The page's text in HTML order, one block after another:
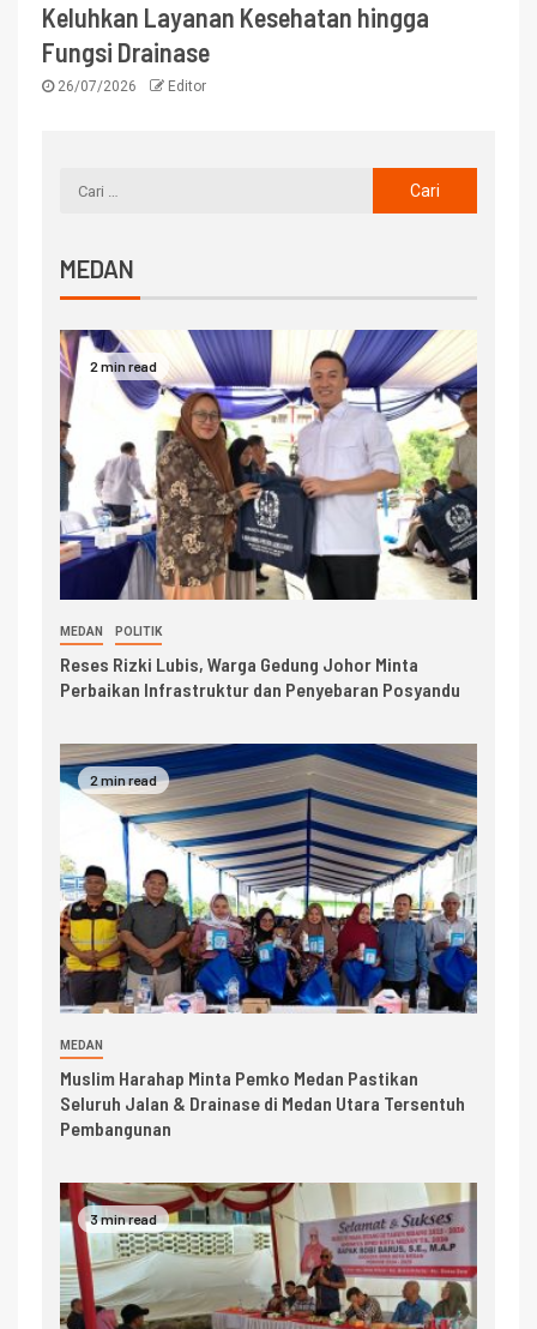
Keluhkan Layanan Kesehatan hingga
Fungsi Drainase
26/07/2026 Editor
MEDAN
2 min read
MEDAN POLITIK
Reses Rizki Lubis, Warga Gedung Johor Minta
Perbaikan Infrastruktur dan Penyebaran Posyandu
2 min read
MEDAN
Muslim Harahap Minta Pemko Medan Pastikan
Seluruh Jalan & Drainase di Medan Utara Tersentuh
Pembangunan
3 min read